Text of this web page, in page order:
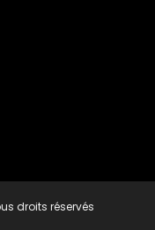
droits réservés